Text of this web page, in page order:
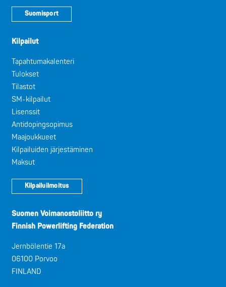
Suomisport
Kilpailut
Tapahtumakalenteri
Tulokset
Tilastot
SM-kilpailut
Lisenssit
Antidopingsopimus
Maajoukkueet
Kilpailuiden järjestäminen
Maksut
Kilpailuilmoitus
Suomen Voimanostoliitto ry
Finnish Powerlifting Federation
Jernbölentie 17a
06100 Porvoo
FINLAND